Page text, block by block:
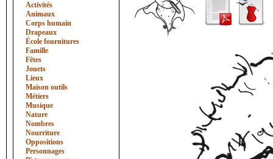
Activités
Animaux
Corps humain
Drapeaux
École fournitures
Famille
Fêtes
Jouets
Lieux
Maison outils
Métiers
Musique
Nature
Nombres
Nourriture
Oppositions
Personnages